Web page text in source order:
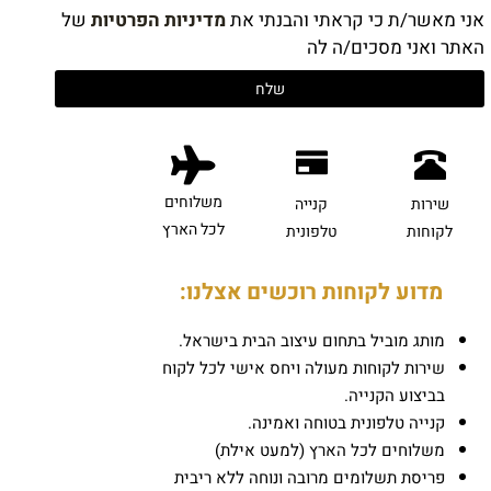
אני מאשר/ת כי קראתי והבנתי אתמדיניות הפרטיות של
האתר ואני מסכים/ה לה
שירות
לקוחות
קנייה
טלפונית
משלוחים
לכל הארץ
מדוע לקוחות רוכשים אצלנו:
מותג מוביל בתחום עיצוב הבית בישראל.
שירות לקוחות מעולה ויחס אישי לכל לקוח
בביצוע הקנייה.
קנייה טלפונית בטוחה ואמינה.
משלוחים לכל הארץ (למעט אילת)
פריסת תשלומים מרובה ונוחה ללא ריבית